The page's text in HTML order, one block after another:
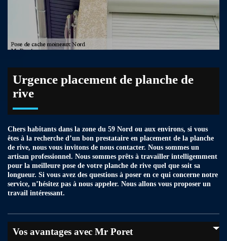
Urgence placement de planche de
rive
Chers habitants dans la zone du 59 Nord ou aux environs, si vous
êtes à la recherche d’un bon prestataire en placement de la planche
de rive, nous vous invitons de nous contacter. Nous sommes un
artisan professionnel. Nous sommes prêts à travailler intelligemment
pour la meilleure pose de votre planche de rive quel que soit sa
longueur. Si vous avez des questions à poser en ce qui concerne notre
service, n’hésitez pas à nous appeler. Nous allons vous proposer un
travail intéressant.
Vos avantages avec Mr Poret